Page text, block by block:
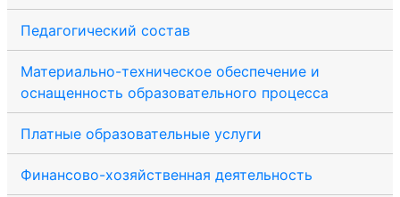
Педагогический состав
Материально-техническое обеспечение и
оснащенность образовательного процесса
Платные образовательные услуги
Финансово-хозяйственная деятельность